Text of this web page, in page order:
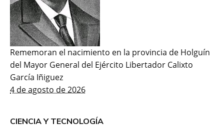
Rememoran el nacimiento en la provincia de Holguín
del Mayor General del Ejército Libertador Calixto
García Iñiguez
4 de agosto de 2026
CIENCIA Y TECNOLOGÍA